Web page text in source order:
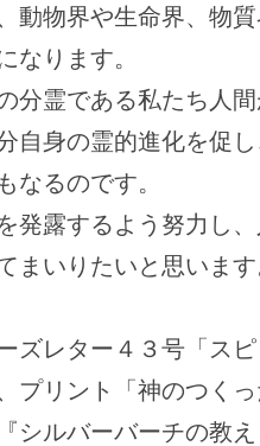
動物界や生命界、物
なります。
分霊である私たち人
自身の霊的進化を促
なるのです。
発露するよう努力し
まいりたいと思いま
ズレター４３号「ス
プリント「神のつく
シルバーバーチの教